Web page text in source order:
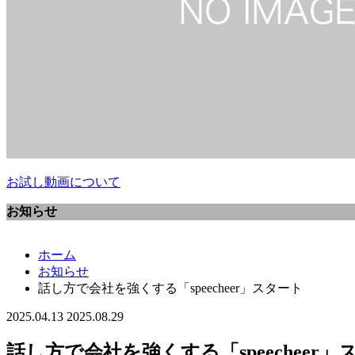
お試し動画について
お知らせ
ホーム
お知らせ
話し方で会社を強くする「speecheer」スタート
2025.04.13 2025.08.29